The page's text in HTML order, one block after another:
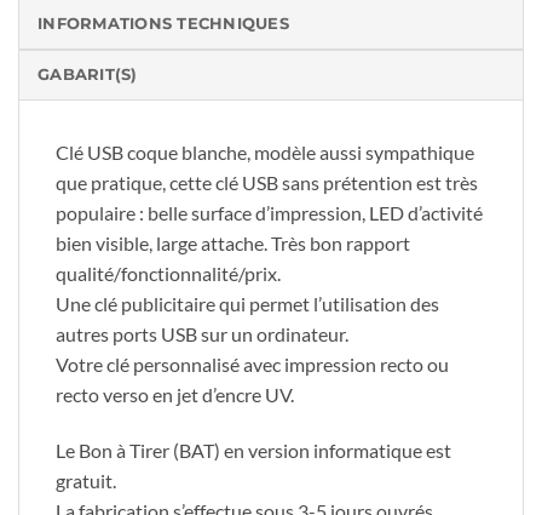
INFORMATIONS TECHNIQUES
GABARIT(S)
Clé USB coque blanche, modèle aussi sympathique
que pratique, cette clé USB sans prétention est très
populaire : belle surface d’impression, LED d’activité
bien visible, large attache. Très bon rapport
qualité/fonctionnalité/prix.
Une clé publicitaire qui permet l’utilisation des
autres ports USB sur un ordinateur.
Votre clé personnalisé avec impression recto ou
recto verso en jet d’encre UV.
Le Bon à Tirer (BAT) en version informatique est
gratuit.